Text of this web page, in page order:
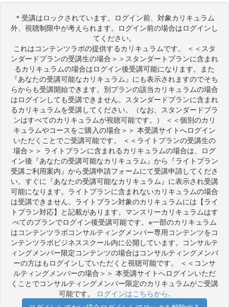
＊受講はロックされています。ログイン前、対象カリキュラム
外、視聴制限中が考えられます。ログイン前の場合はログインし
てください。
これはコンテンツラボの提供するカリキュラムです。 ＜＜スタ
ンダードプランの受講生の場合＞＞スタンダートプランに含まれ
るカリキュラムの場合はログイン後受講可能になります。また
『あなたの受講可能なカリキュラム』にも表示されますのでそち
らからも受講開始できます。別プランの該当カリキュラムの場合
はログインしても受講できません。スタンダードプランに含まれ
るカリキュラムを受講してください。（なお、スタンダードプラ
ンはすべてのカリキュラムが視聴可能です。） ＜＜個別のカリ
キュラムやコースをご購入の場合＞＞ 本受講サイトへログイン
いただくことでご受講可能です。 ＜＜ライトプランの受講生の
場合＞＞ ライトプランに含まれるカリキュラムの場合は、ログ
イン後『あなたの受講可能なカリキュラム』から『ライトプラン
受講ご利用案内』から受講申請フォームにて受講申請してくださ
い。すぐに『あなたの受講可能なカリキュラム』に表示され受講
可能になります。ライトプランに含まれないカリキュラムの場合
は受講できません。ライトプラン対象のカリキュラムには【ライ
トプラン対応】と記載があります。マンスリーカリキュラムはす
べてのプランでログイン後受講可能です。※一部のカリキュラム
はコンテンツラボコンサルティングメンバー専用コンテンツをコ
ンテンツラボビジネススクール内に公開しています。コンサルテ
ィングメンバー限定コンテンツの場合はコンサルティングメンバ
ーの方はもログインしていただくと視聴可能です。 ＜＜コンサ
ルティングメンバーの場合＞＞ 本受講サイトへログインいただ
くことでコンサルティングメンバー限定のカリキュラムがご受講
可能です。 ログインはこちらから.